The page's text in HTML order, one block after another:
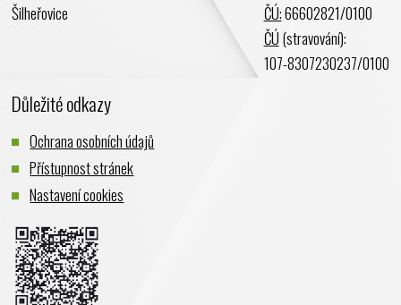
Šilheřovice
ČÚ:66602821/0100
ČÚ (stravování):
107-8307230237/0100
Důležité odkazy
Ochrana osobních údajů
Přístupnost stránek
Nastavení cookies